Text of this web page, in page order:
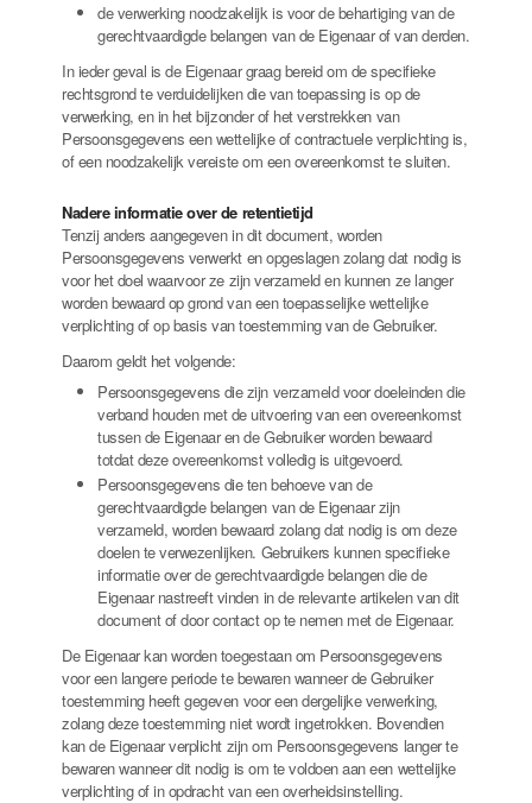
de verwerking noodzakelijk is voor de behartiging van de
gerechtvaardigde belangen van de Eigenaar of van derden.
In ieder geval is de Eigenaar graag bereid om de specifieke
rechtsgrond te verduidelijken die van toepassing is op de
verwerking, en in het bijzonder of het verstrekken van
Persoonsgegevens een wettelijke of contractuele verplichting is,
of een noodzakelijk vereiste om een overeenkomst te sluiten.
Nadere informatie over de retentietijd
Tenzij anders aangegeven in dit document, worden
Persoonsgegevens verwerkt en opgeslagen zolang dat nodig is
voor het doel waarvoor ze zijn verzameld en kunnen ze langer
worden bewaard op grond van een toepasselijke wettelijke
verplichting of op basis van toestemming van de Gebruiker.
Daarom geldt het volgende:
Persoonsgegevens die zijn verzameld voor doeleinden die
verband houden met de uitvoering van een overeenkomst
tussen de Eigenaar en de Gebruiker worden bewaard
totdat deze overeenkomst volledig is uitgevoerd.
Persoonsgegevens die ten behoeve van de
gerechtvaardigde belangen van de Eigenaar zijn
verzameld, worden bewaard zolang dat nodig is om deze
doelen te verwezenlijken. Gebruikers kunnen specifieke
informatie over de gerechtvaardigde belangen die de
Eigenaar nastreeft vinden in de relevante artikelen van dit
document of door contact op te nemen met de Eigenaar.
De Eigenaar kan worden toegestaan om Persoonsgegevens
voor een langere periode te bewaren wanneer de Gebruiker
toestemming heeft gegeven voor een dergelijke verwerking,
zolang deze toestemming niet wordt ingetrokken. Bovendien
kan de Eigenaar verplicht zijn om Persoonsgegevens langer te
bewaren wanneer dit nodig is om te voldoen aan een wettelijke
verplichting of in opdracht van een overheidsinstelling.